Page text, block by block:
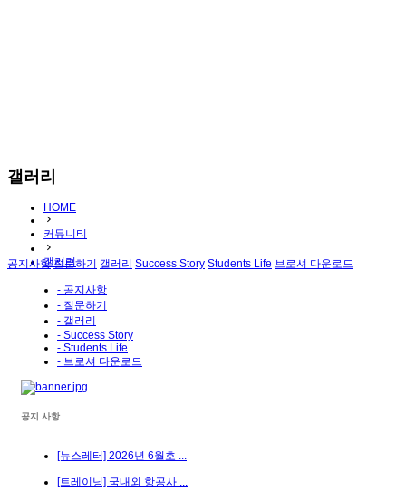
갤러리
HOME
커뮤니티
갤러리
공지사항 질문하기 갤러리 Success Story Students Life 브로셔 다운로드
- 공지사항
- 질문하기
- 갤러리
- Success Story
- Students Life
- 브로셔 다운로드
공지 사항
[뉴스레터] 2026년 6월호 ...
[트레이닝] 국내외 항공사 ...